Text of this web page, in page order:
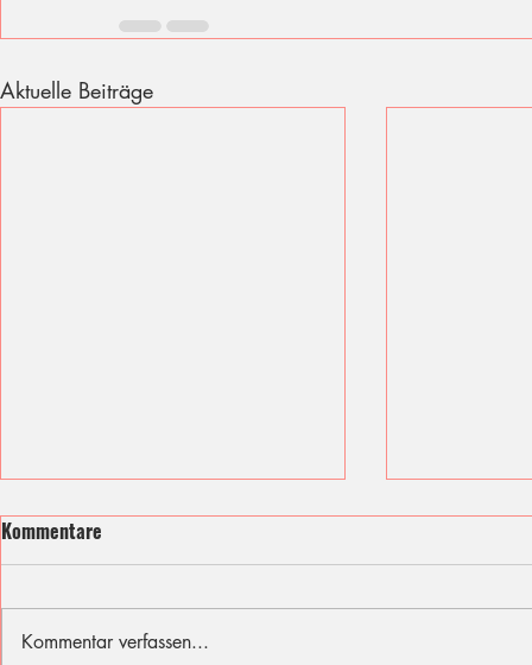
Aktuelle Beiträge
Kommentare
Kommentar verfassen...